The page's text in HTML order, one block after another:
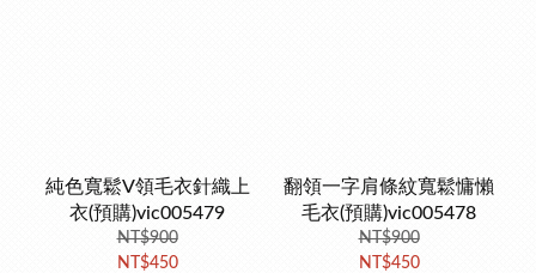
純色寬鬆V領毛衣針織上
衣(預購)vic005479
NT$900
NT$450
翻領一字肩條紋寬鬆慵懶
毛衣(預購)vic005478
NT$900
NT$450